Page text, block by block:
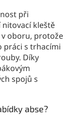
při
kleště
oboru, protože
práci s trhacími
Díky
spojů s
abse?